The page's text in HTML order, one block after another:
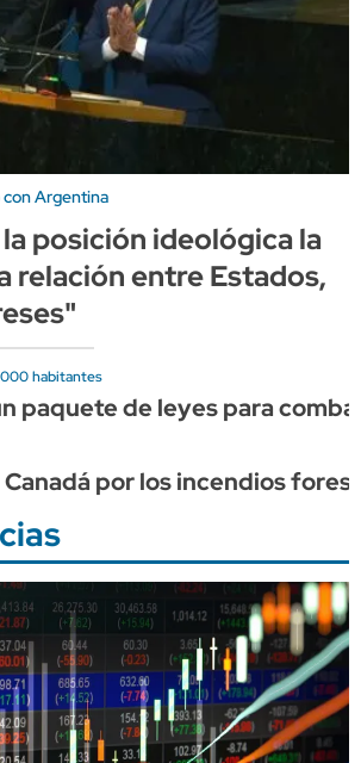
Argentina
posición ideológica la
relación entre Estados,
habitantes
paquete de leyes para
por los incendios